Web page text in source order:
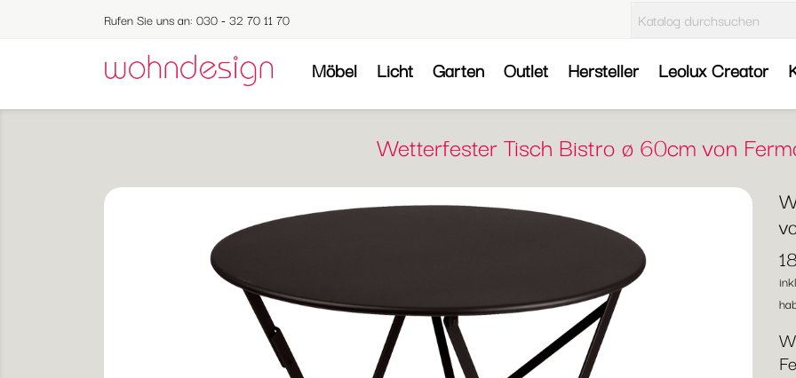
Rufen Sie uns an: 030 - 32 70 11 70
Möbel Licht Garten Outlet Hersteller Leolux Creator
Wetterfester Tisch Bistro ø 60cm von